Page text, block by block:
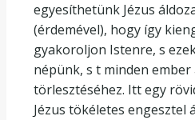
egyesíthetünk Jézus
(érdemével), hogy így
gyakoroljon Istenre, s
népünk, s t minden
törlesztéséhez. Itt egy
Jézus tökéletes engesztel